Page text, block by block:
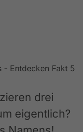
drei
eigentlich?